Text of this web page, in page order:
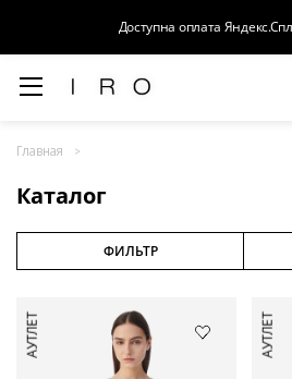
Доступна оплата
Главная
Каталог
Кожа
ФИЛЬТР
АУТЛЕТ АУТЛЕТ